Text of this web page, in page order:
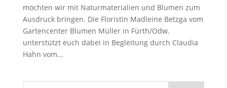
möchten wir mit Naturmaterialien und Blumen zum
Ausdruck bringen. Die Floristin Madleine Betzga vom
Gartencenter Blumen Müller in Fürth/Odw.
unterstützt euch dabei in Begleitung durch Claudia
Hahn vom...